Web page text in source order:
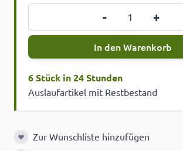
- +
In den Warenkorb
6 Stück in 24 Stunden
Auslaufartikel mit Restbestand
Zur Wunschliste hinzufügen
Zur Wunschliste hinzufügen